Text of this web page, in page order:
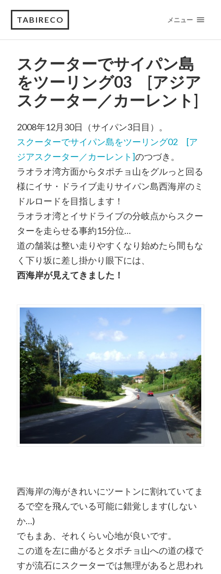
TABIRECO メニュー
スクーターでサイパン島
をツーリング03 [アジア
スクーター／カーレント]
2008年12月30日（サイパン3日目）。
スクーターでサイパン島をツーリング02 [ア
ジアスクーター／カーレント]のつづき。
ラオラオ湾方面からタポチョ山をグルっと回る
様にイサ・ドライブ走りサイパン島西海岸のミ
ドルロードを目指します！
ラオラオ湾とイサドライブの分岐点からスクー
ターを走らせる事約15分位…
道の舗装は整い走りやすくなり始めたら間もな
く下り坂に差し掛かり眼下には、
西海岸が見えてきました！
西海岸の海がきれいにツートンに割れていてま
るで空を飛んでいる可能に錯覚します(しない
か…)
でもまあ、それくらい心地が良いです。
この道を左に曲がるとタポチョ山への道の様で
すが流石にスクーターでは無理があると思われ